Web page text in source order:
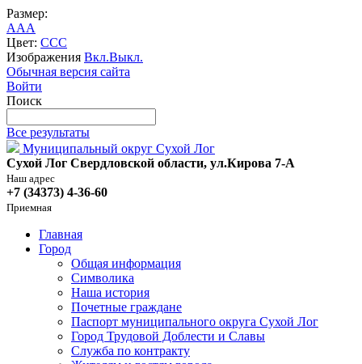
Размер:
AAA
Цвет: CCC
Изображения Вкл.Выкл.
Обычная версия сайта
Войти
Поиск
Все результаты
Муниципальный округ Сухой Лог
Сухой Лог Свердловской области, ул.Кирова 7-А
Наш адрес
+7 (34373) 4-36-60
Приемная
Главная
Город
Общая информация
Символика
Наша история
Почетные граждане
Паспорт муниципального округа Сухой Лог
Город Трудовой Доблести и Славы
Служба по контракту